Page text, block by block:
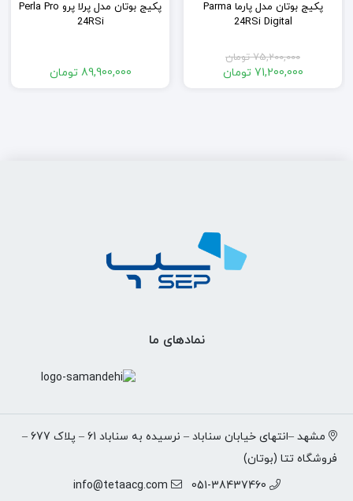
پکیج بوتان مدل پارما Parma
24RSi Digital
75,200,000 تومان
قیمت71,200,000 تومان
پکیج بوتان مدل پرلا پرو Perla Pro
24RSi
89,900,000 تومان
نمادهای ما
مشهد –انتهای خیابان سناباد – نرسیده به سناباد 61 – پلاک 677 –
فروشگاه تتا (بوتان)
051-38437460
info@tetaacg.com